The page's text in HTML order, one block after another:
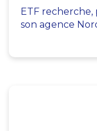
ETF
son agence